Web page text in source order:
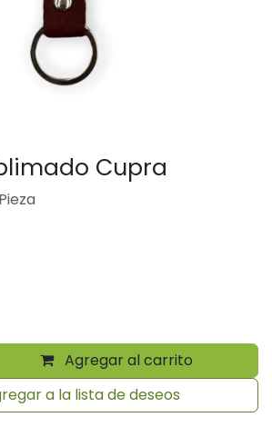
Cupra
Pieza
Agregar al carrito
a la lista de deseos